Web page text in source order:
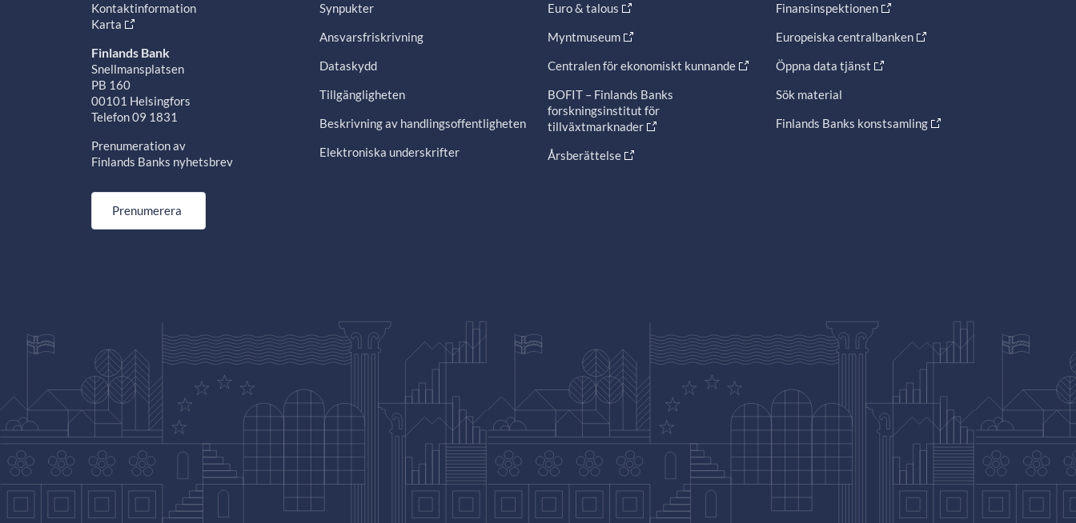
Kontaktinformation
Karta
Finlands Bank
Snellmansplatsen
PB 160
00101 Helsingfors
Telefon 09 1831
Prenumeration av
Finlands Banks nyhetsbrev
Prenumerera
Synpukter
Ansvarsfriskrivning
Dataskydd
Tillgängligheten
Beskrivning av handlingsoffentligheten
Elektroniska underskrifter
Euro & talous
Myntmuseum
Centralen för ekonomiskt kunnande
BOFIT – Finlands Banks
forskningsinstitut för
tillväxtmarknader
Årsberättelse
Finansinspektionen
Europeiska centralbanken
Öppna data tjänst
Sök material
Finlands Banks konstsamling